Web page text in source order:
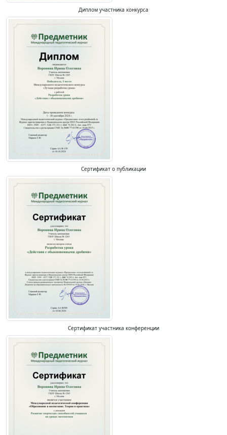
Диплом участника конкурса
Сертификат о публикации
Сертификат участника конференции